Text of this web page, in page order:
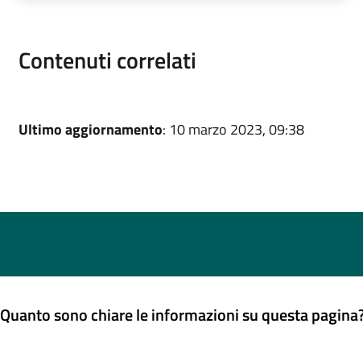
Contenuti correlati
Ultimo aggiornamento: 10 marzo 2023, 09:38
Quanto sono chiare le informazioni su questa